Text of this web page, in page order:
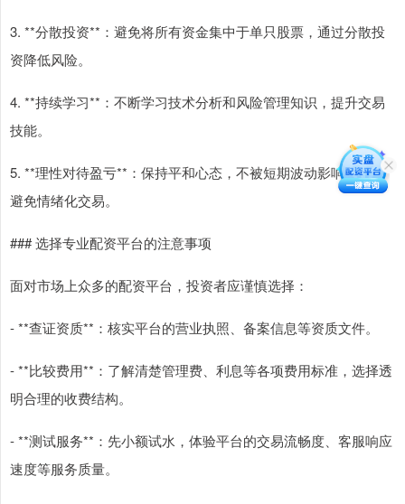
3. **分散投资**：避免将所有资金集中于单只股票，通过分散投
资降低风险。
4. **持续学习**：不断学习技术分析和风险管理知识，提升交易
技能。
5. **理性对待盈亏**：保持平和心态，不被短期波动影响判断，
避免情绪化交易。
### 选择专业配资平台的注意事项
面对市场上众多的配资平台，投资者应谨慎选择：
- **查证资质**：核实平台的营业执照、备案信息等资质文件。
- **比较费用**：了解清楚管理费、利息等各项费用标准，选择透
明合理的收费结构。
- **测试服务**：先小额试水，体验平台的交易流畅度、客服响应
速度等服务质量。